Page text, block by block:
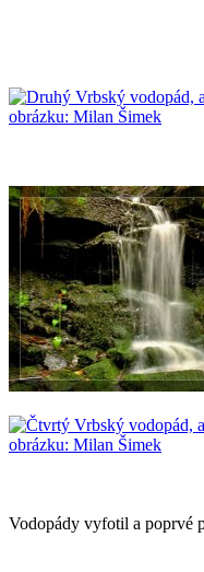
Vodopády vyfotil a poprvé